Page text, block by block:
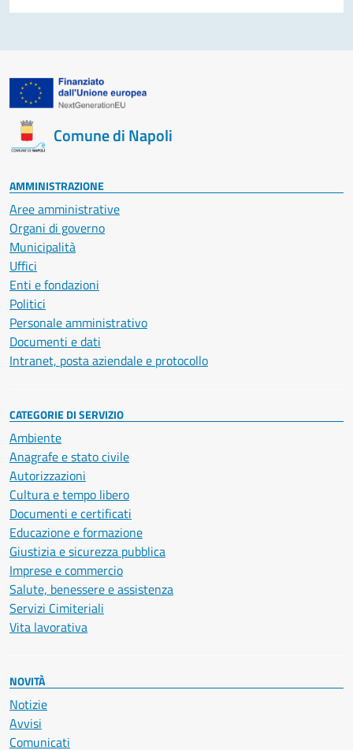
Comune di Napoli
AMMINISTRAZIONE
Aree amministrative
Organi di governo
Municipalità
Uffici
Enti e fondazioni
Politici
Personale amministrativo
Documenti e dati
Intranet, posta aziendale e protocollo
CATEGORIE DI SERVIZIO
Ambiente
Anagrafe e stato civile
Autorizzazioni
Cultura e tempo libero
Documenti e certificati
Educazione e formazione
Giustizia e sicurezza pubblica
Imprese e commercio
Salute, benessere e assistenza
Servizi Cimiteriali
Vita lavorativa
NOVITÀ
Notizie
Avvisi
Comunicati